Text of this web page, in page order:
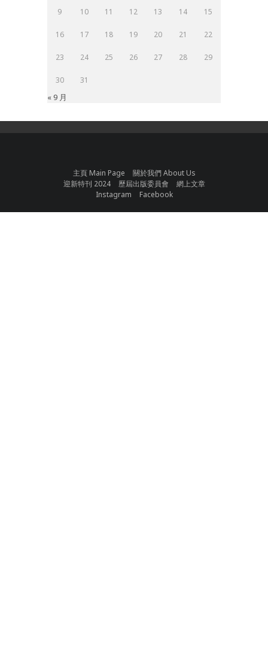
9 10 11 12 13 14 15
16 17 18 19 20 21 22
23 24 25 26 27 28 29
30 31
« 9 月
主頁 Main Page
關於我們 About Us
迎新特刊 2024
歷屆出版委員會
網上文章
Instagram
Facebook